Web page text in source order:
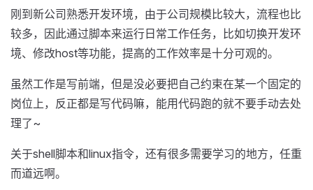
刚到新公司熟悉开发环境，由于公司规模比较大，流程也比
较多，因此通过脚本来运行日常工作任务，比如切换开发环
境、修改host等功能，提高的工作效率是十分可观的。
虽然工作是写前端，但是没必要把自己约束在某一个固定的
岗位上，反正都是写代码嘛，能用代码跑的就不要手动去处
理了~
关于shell脚本和linux指令，还有很多需要学习的地方，任重
而道远啊。